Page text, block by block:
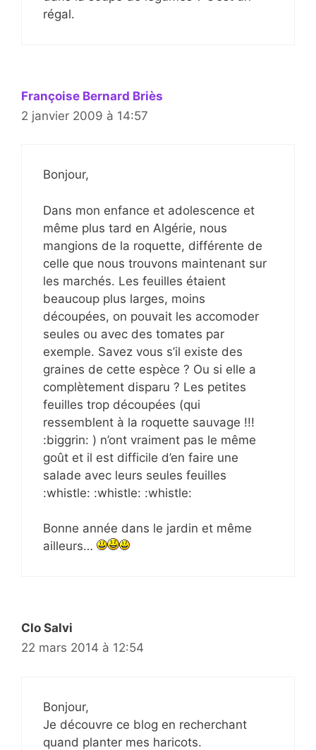
régal.
Françoise Bernard Briès
2 janvier 2009 à 14:57
Bonjour,
Dans mon enfance et adolescence et
même plus tard en Algérie, nous
mangions de la roquette, différente de
celle que nous trouvons maintenant sur
les marchés. Les feuilles étaient
beaucoup plus larges, moins
découpées, on pouvait les accomoder
seules ou avec des tomates par
exemple. Savez vous s’il existe des
graines de cette espèce ? Ou si elle a
complètement disparu ? Les petites
feuilles trop découpées (qui
ressemblent à la roquette sauvage !!!
:biggrin: ) n’ont vraiment pas le même
goût et il est difficile d’en faire une
salade avec leurs seules feuilles
:whistle: :whistle: :whistle:
Bonne année dans le jardin et même
ailleurs…
Clo Salvi
22 mars 2014 à 12:54
Bonjour,
Je découvre ce blog en recherchant
quand planter mes haricots.